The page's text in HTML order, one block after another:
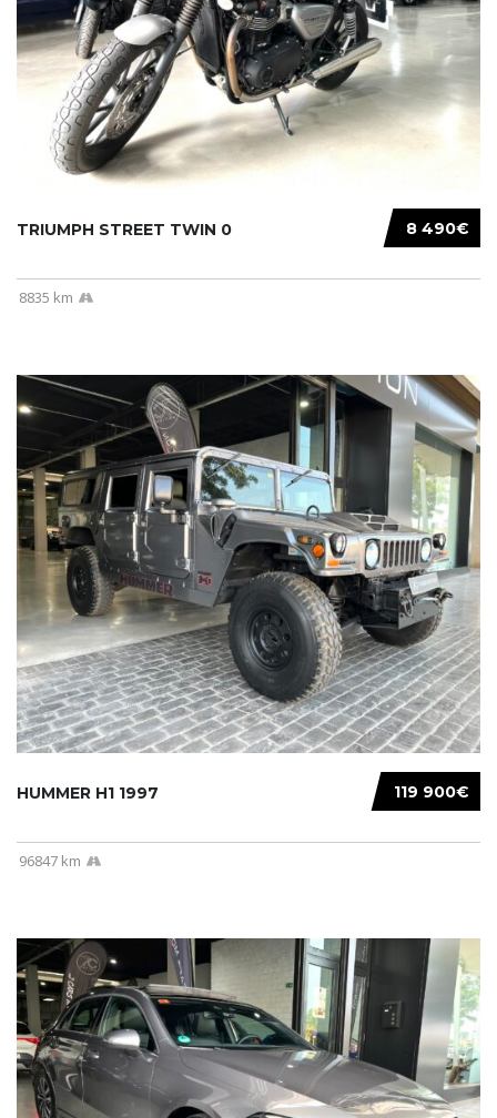
8 490€
TRIUMPH STREET TWIN 0
8835 km
119 900€
HUMMER H1 1997
96847 km